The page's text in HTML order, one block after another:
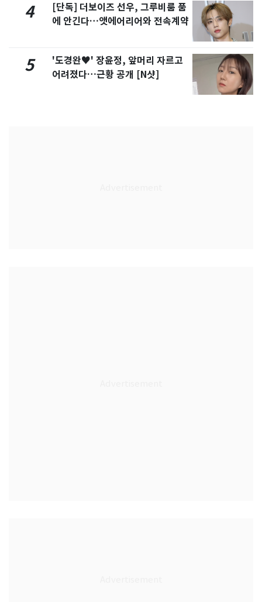
4
[단독] 더보이즈 선우, 그루비룸 품
에 안긴다…앳에어리어와 전속계약
5
'도경완♥' 장윤정, 앞머리 자르고
어려졌다…근황 공개 [N샷]